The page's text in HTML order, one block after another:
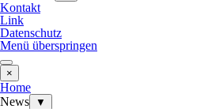
Kontakt
Link
Datenschutz
Menü überspringen
×
Home
News
▼